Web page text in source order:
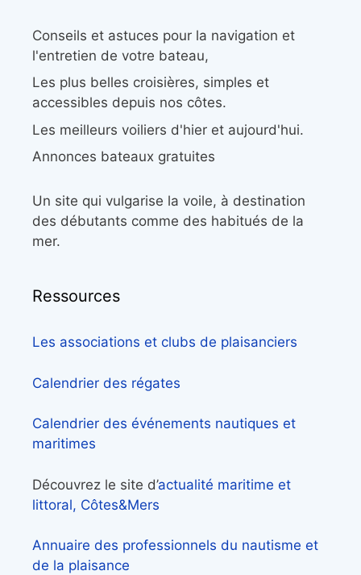
Conseils et astuces pour la navigation et
l'entretien de votre bateau,
Les plus belles croisières, simples et
accessibles depuis nos côtes.
Les meilleurs voiliers d'hier et aujourd'hui.
Annonces bateaux gratuites
Un site qui vulgarise la voile, à destination
des débutants comme des habitués de la
mer.
Ressources
Les associations et clubs de plaisanciers
Calendrier des régates
Calendrier des événements nautiques et
maritimes
Découvrez le site d’actualité maritime et
littoral, Côtes&Mers
Annuaire des professionnels du nautisme et
de la plaisance